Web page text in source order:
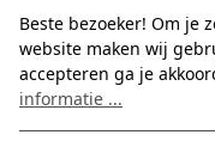
Beste bezoeker! Om je
website maken wij
accepteren ga je
informatie ...